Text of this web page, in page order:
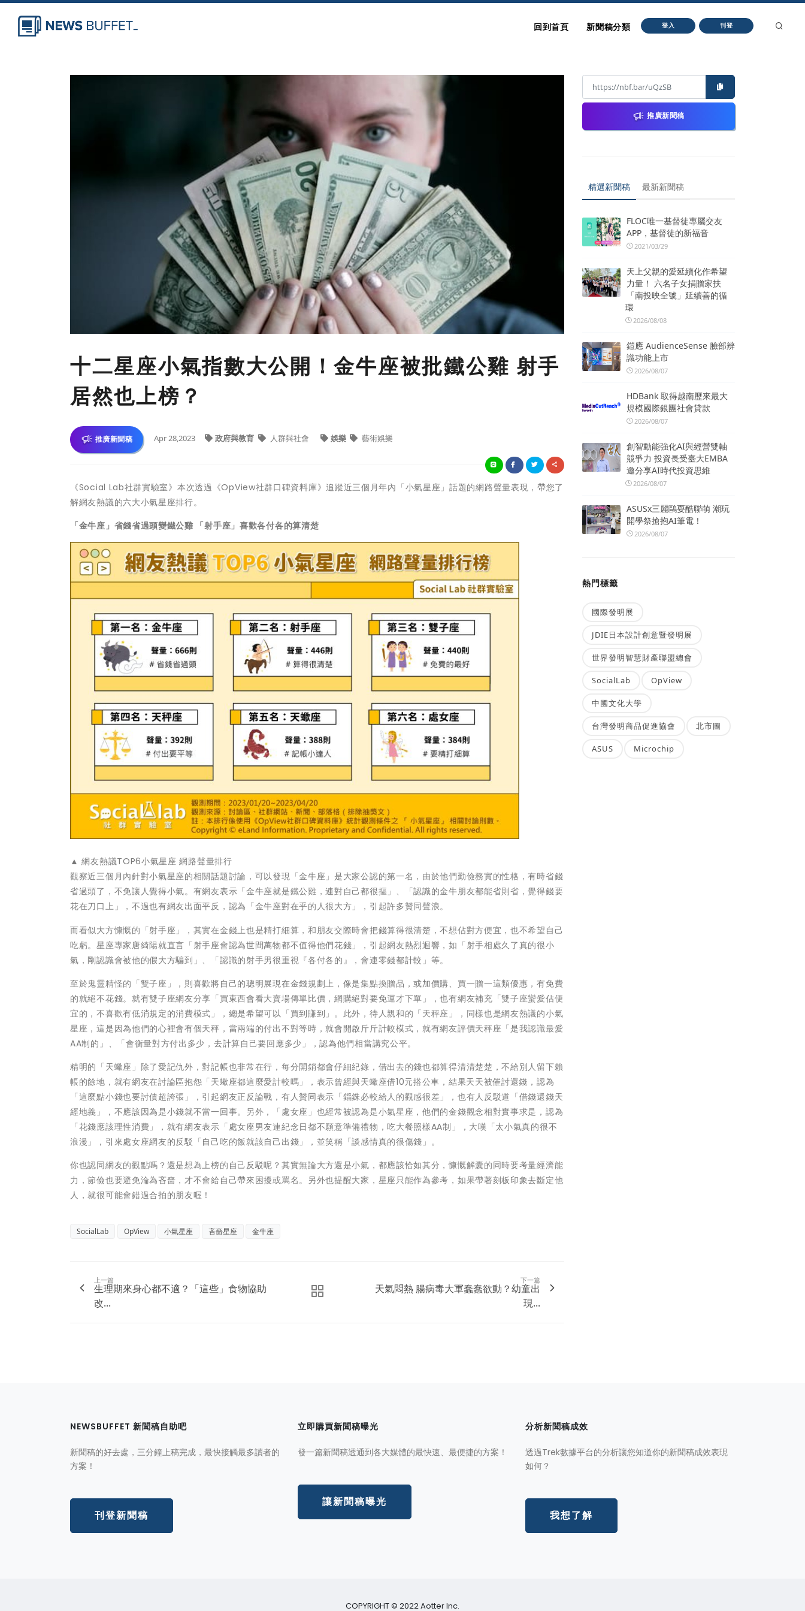
回到首頁 新聞稿分類 登入 刊登
十二星座小氣指數大公開！金牛座被批鐵公雞 射手
居然也上榜？
推廣新聞稿 Apr 28,2023 政府與教育 人群與社會 娛樂 藝術娛樂
《Social Lab社群實驗室》本次透過《OpView社群口碑資料庫》追蹤近三個月年內「小氣星座」話題的網路聲量表現，帶您了
解網友熱議的六大小氣星座排行。
「金牛座」省錢省過頭變鐵公雞 「射手座」喜歡各付各的算清楚
▲ 網友熱議TOP6小氣星座 網路聲量排行
觀察近三個月內針對小氣星座的相關話題討論，可以發現「金牛座」是大家公認的第一名，由於他們勤儉務實的性格，有時省錢
省過頭了，不免讓人覺得小氣。有網友表示「金牛座就是鐵公雞，連對自己都很摳」、「認識的金牛朋友都能省則省，覺得錢要
花在刀口上」，不過也有網友出面平反，認為「金牛座對在乎的人很大方」，引起許多贊同聲浪。
而看似大方慷慨的「射手座」，其實在金錢上也是精打細算，和朋友交際時會把錢算得很清楚，不想佔對方便宜，也不希望自己
吃虧。星座專家唐綺陽就直言「射手座會認為世間萬物都不值得他們花錢」，引起網友熱烈迴響，如「射手相處久了真的很小
氣，剛認識會被他的假大方騙到」、「認識的射手男很重視『各付各的』，會連零錢都計較」等。
至於鬼靈精怪的「雙子座」，則喜歡將自己的聰明展現在金錢規劃上，像是集點換贈品，或加價購、買一贈一這類優惠，有免費
的就絕不花錢。就有雙子座網友分享「買東西會看大賣場傳單比價，網購絕對要免運才下單」，也有網友補充「雙子座蠻愛佔便
宜的，不喜歡有低消規定的消費模式」，總是希望可以「買到賺到」。此外，待人親和的「天秤座」，同樣也是網友熱議的小氣
星座，這是因為他們的心裡會有個天秤，當兩端的付出不對等時，就會開啟斤斤計較模式，就有網友評價天秤座「是我認識最愛
AA制的」、「會衡量對方付出多少，去計算自己要回應多少」，認為他們相當講究公平。
精明的「天蠍座」除了愛記仇外，對記帳也非常在行，每分開銷都會仔細紀錄，借出去的錢也都算得清清楚楚，不給別人留下賴
帳的餘地，就有網友在討論區抱怨「天蠍座都這麼愛計較嗎」，表示曾經與天蠍座借10元搭公車，結果天天被催討還錢，認為
「這麼點小錢也要討債超誇張」，引起網友正反論戰，有人贊同表示「錙銖必較給人的觀感很差」，也有人反駁道「借錢還錢天
經地義」，不應該因為是小錢就不當一回事。另外，「處女座」也經常被認為是小氣星座，他們的金錢觀念相對實事求是，認為
「花錢應該理性消費」，就有網友表示「處女座男友連紀念日都不願意準備禮物，吃大餐照樣AA制」，大嘆「太小氣真的很不
浪漫」，引來處女座網友的反駁「自己吃的飯就該自己出錢」，並笑稱「談感情真的很傷錢」。
你也認同網友的觀點嗎？還是想為上榜的自己反駁呢？其實無論大方還是小氣，都應該恰如其分，慷慨解囊的同時要考量經濟能
力，節儉也要避免淪為吝嗇，才不會給自己帶來困擾或罵名。另外也提醒大家，星座只能作為參考，如果帶著刻板印象去斷定他
人，就很可能會錯過合拍的朋友喔！
SocialLab OpView 小氣星座 吝嗇星座 金牛座
上一篇
生理期來身心都不適？「這些」食物協助
改...
下一篇
天氣悶熱 腸病毒大軍蠢蠢欲動？幼童出
現...
推廣新聞稿
精選新聞稿 最新新聞稿
FLOC唯一基督徒專屬交友
APP，基督徒的新福音
2021/03/29
天上父親的愛延續化作希望
力量！ 六名子女捐贈家扶
「南投映全號」延續善的循
環
2026/08/08
鎧應 AudienceSense 臉部辨
識功能上市
2026/08/07
HDBank 取得越南歷來最大
規模國際銀團社會貸款
2026/08/07
創智動能強化AI與經營雙軸
競爭力 投資長受臺大EMBA
邀分享AI時代投資思維
2026/08/07
ASUSx三麗鷗耍酷聯萌 潮玩
開學祭搶抱AI筆電！
2026/08/07
熱門標籤
國際發明展
JDIE日本設計創意暨發明展
世界發明智慧財產聯盟總會
SocialLab OpView
中國文化大學
台灣發明商品促進協會 北市圖
ASUS Microchip
NEWSBUFFET 新聞稿自助吧
新聞稿的好去處，三分鐘上稿完成，最快接觸最多讀者的
方案！
刊登新聞稿
立即購買新聞稿曝光
發一篇新聞稿透通到各大媒體的最快速、最便捷的方案！
讓新聞稿曝光
分析新聞稿成效
透過Trek數據平台的分析讓您知道你的新聞稿成效表現
如何？
我想了解
COPYRIGHT © 2022 Aotter Inc.